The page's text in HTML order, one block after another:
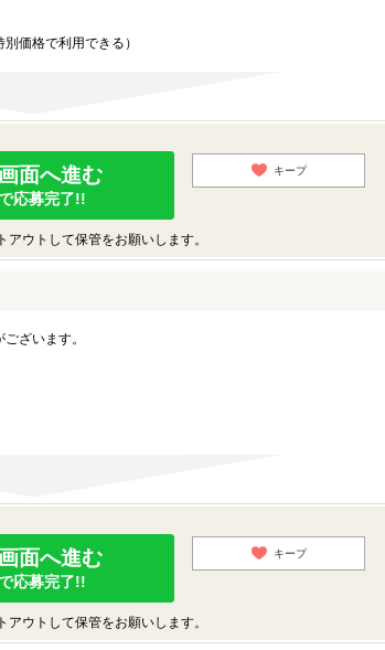
価格で利用できる）
面へ進む
応募完了!!
キープ
ウトして保管をお願いします。
ざいます。
面へ進む
応募完了!!
キープ
ウトして保管をお願いします。